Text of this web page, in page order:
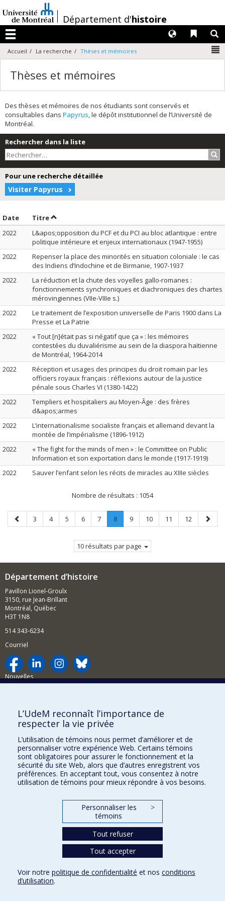
au
contenu
/Département d'histoire
Menu
Liens
Langues
Accueil La recherche Thèses et mémoires
Thèses et mémoires
Des thèses et mémoires de nos étudiants sont conservés et
consultables dans Papyrus, le dépôt institutionnel de l’Université de
Montréal.
Rechercher dans la liste
Pour une recherche détaillée
Visiter Papyrus
Date Trier par date en ordre croissant
TitreTrier par titre en ordre croissant
2022
L&apos;opposition du PCF et du PCI au bloc atlantique : entre
politique intérieure et enjeux internationaux (1947-1955)
2022
Repenser la place des minorités en situation coloniale : le cas
des Indiens d’Indochine et de Birmanie, 1907-1937
2022
La réduction et la chute des voyelles gallo-romanes :
fonctionnements synchroniques et diachroniques des chartes
mérovingiennes (VIIe-VIIIe s.)
2022
Le traitement de l’exposition universelle de Paris 1900 dans La
Presse et La Patrie
2022
« Tout [n]était pas si négatif que ça » : les mémoires
contestées du duvaliérisme au sein de la diaspora haïtienne
de Montréal, 1964-2014
2022
Réception et usages des principes du droit romain par les
officiers royaux français : réflexions autour de la justice
pénale sous Charles VI (1380-1422)
2022
Templiers et hospitaliers au Moyen-Âge : des frères
d&apos;armes
2022
L’internationalisme socialiste français et allemand devant la
montée de l’impérialisme (1896-1912)
2022
« The fight for the minds of men » : le Committee on Public
Information et son exportation dans le monde (1917-1919)
2022
Sauver l’enfant selon les récits de miracles au XIIIe siècles
Nombre de résultats : 1054
Page
précédente
Page
3 Page
4 Page
5 Page
6 Page
7 Page
8.
Page
Page
9 Page
10 Page
11 Page
12
Page
10 résultats par page
Département d’histoire
Pavillon Lionel-Groulx
3150, rue Jean-Brillant
Montréal, Québec
H3T 1N8
514 343-6234
Courriel
Nouvelles
Comment soutenir le Département?
BESOIN D'AIDE?
Plan du site
Signaler une erreur
Accessibilité
FACULTÉ DES ARTS ET DES SCIENCES
Nos départements et écoles
Conditions d’utilisation
L’UdeM reconnaît l’importance de
respecter la vie privée
L’utilisation de témoins nous permet d’améliorer et de
personnaliser votre expérience Web. Certains témoins
sont obligatoires pour assurer le fonctionnement et la
sécurité du site Web, alors que d’autres enregistrent vos
préférences. En acceptant tout, vous consentez à notre
utilisation de témoins pour mieux répondre à vos besoins.
Personnaliser les
témoins
>
Tout refuser
Tout accepter
Voir notre politique de confidentialité et nos conditions
d’utilisation.